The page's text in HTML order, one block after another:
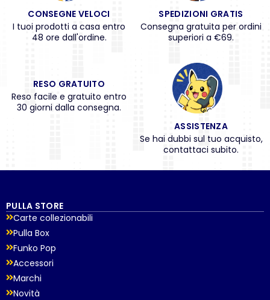
CONSEGNE VELOCI
I tuoi prodotti a casa entro
48 ore dall'ordine.
SPEDIZIONI GRATIS
Consegna gratuita per ordini
superiori a €69.
RESO GRATUITO
Reso facile e gratuito entro
30 giorni dalla consegna.
ASSISTENZA
Se hai dubbi sul tuo acquisto,
contattaci subito.
PULLA STORE
Carte collezionabili
Pulla Box
Funko Pop
Accessori
Marchi
Novità